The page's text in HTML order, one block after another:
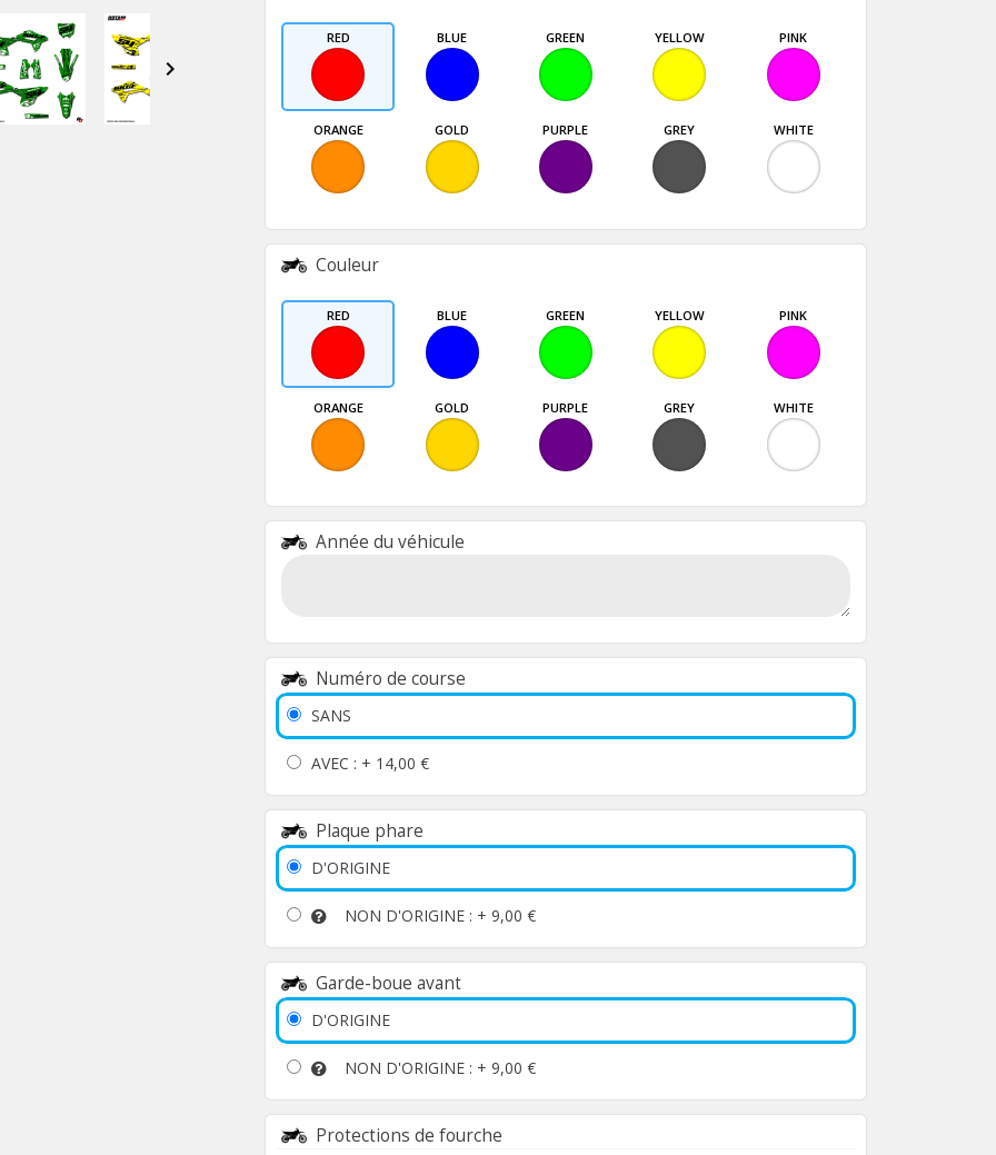

RED BLUE GREEN YELLOW PINK
ORANGE GOLD PURPLE GREY WHITE
Couleur
RED BLUE GREEN YELLOW PINK
ORANGE GOLD PURPLE GREY WHITE
Année du véhicule
Numéro de course
SANS
AVEC : + 14,00 €
Plaque phare
D'ORIGINE
NON D'ORIGINE : + 9,00 €
Garde-boue avant
D'ORIGINE
NON D'ORIGINE : + 9,00 €
Protections de fourche